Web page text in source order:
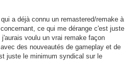
a déjà connu un remastered/remake à
ce qui me dérange c'est juste
voulu un vrai remake façon
des nouveautés de gameplay et de
juste le minimum syndical sur le